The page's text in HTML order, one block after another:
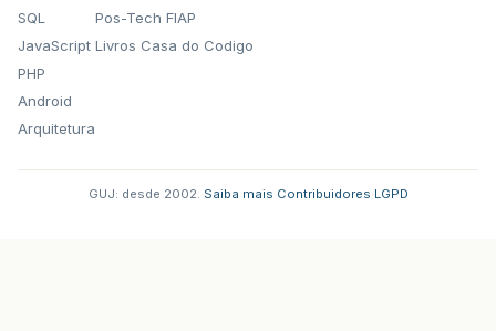
SQL
JavaScript
PHP
Android
Arquitetura
Pos-Tech FIAP
Livros Casa do Codigo
GUJ: desde 2002. Saiba mais Contribuidores LGPD